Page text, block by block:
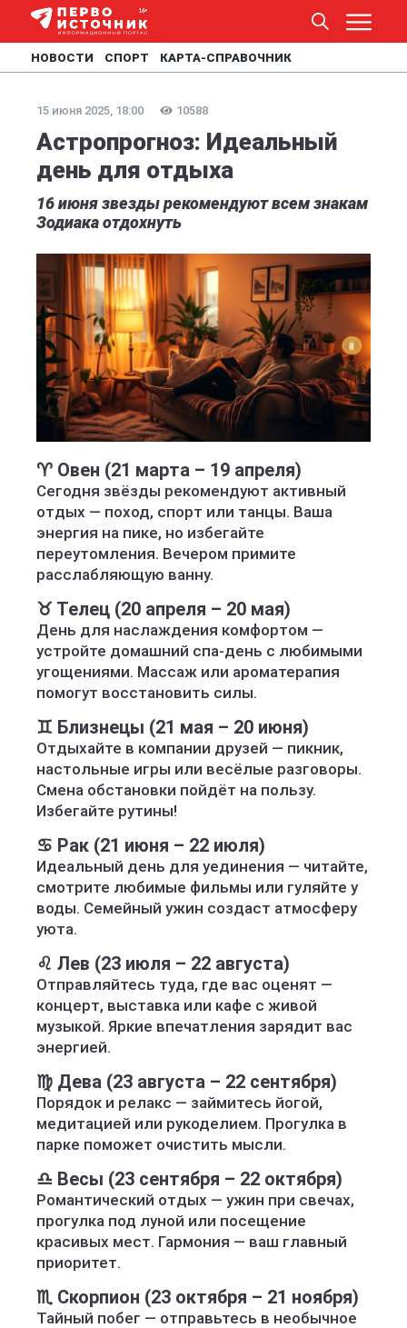
НОВОСТИ СПОРТ КАРТА-СПРАВОЧНИК
15 июня 2025, 18:00 10588
Астропрогноз: Идеальный
день для отдыха
16 июня звезды рекомендуют всем знакам
Зодиака отдохнуть
♈ Овен (21 марта – 19 апреля)
Сегодня звёзды рекомендуют активный
отдых — поход, спорт или танцы. Ваша
энергия на пике, но избегайте
переутомления. Вечером примите
расслабляющую ванну.
♉ Телец (20 апреля – 20 мая)
День для наслаждения комфортом —
устройте домашний спа-день с любимыми
угощениями. Массаж или ароматерапия
помогут восстановить силы.
♊ Близнецы (21 мая – 20 июня)
Отдыхайте в компании друзей — пикник,
настольные игры или весёлые разговоры.
Смена обстановки пойдёт на пользу.
Избегайте рутины!
♋ Рак (21 июня – 22 июля)
Идеальный день для уединения — читайте,
смотрите любимые фильмы или гуляйте у
воды. Семейный ужин создаст атмосферу
уюта.
♌ Лев (23 июля – 22 августа)
Отправляйтесь туда, где вас оценят —
концерт, выставка или кафе с живой
музыкой. Яркие впечатления зарядит вас
энергией.
♍ Дева (23 августа – 22 сентября)
Порядок и релакс — займитесь йогой,
медитацией или рукоделием. Прогулка в
парке поможет очистить мысли.
♎ Весы (23 сентября – 22 октября)
Романтический отдых — ужин при свечах,
прогулка под луной или посещение
красивых мест. Гармония — ваш главный
приоритет.
♏ Скорпион (23 октября – 21 ноября)
Тайный побег — отправьтесь в необычное